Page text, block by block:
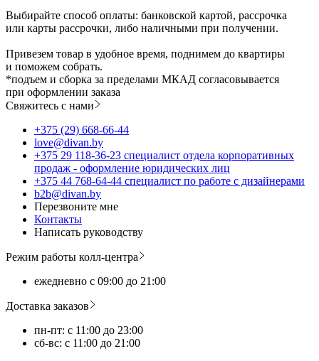
Выбирайте способ оплаты: банковской картой, рассрочка
или карты рассрочки, либо наличными при получении.
Привезем товар в удобное время, поднимем до квартиры
и поможем собрать.
*подъем и сборка за пределами МКАД согласовывается
при оформлении заказа
Свяжитесь с нами
+375 (29) 668-66-44
love@divan.by
+375 29 118-36-23 специалист отдела корпоративных
продаж - оформление юридических лиц
+375 44 768-64-44 специалист по работе с дизайнерами
b2b@divan.by
Перезвоните мне
Контакты
Написать руководству
Режим работы колл-центра
ежедневно с 09:00 до 21:00
Доставка заказов
пн-пт: с 11:00 до 23:00
сб-вс: с 11:00 до 21:00